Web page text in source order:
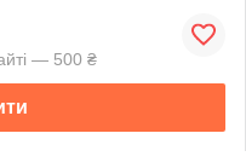
— 500 ₴